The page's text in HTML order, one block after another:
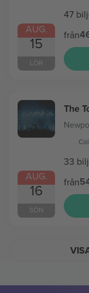
AUG.
15
LÖR
47
från
AUG.
16
SÖN
The
33
från